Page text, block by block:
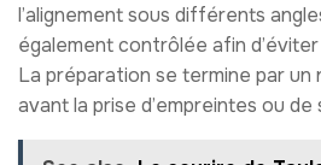
l’alignement sous différents
également contrôlée afin
La préparation se termine par
avant la prise d’empreintes ou de